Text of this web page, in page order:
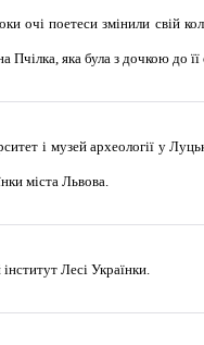
очі поетеси змінили свій
Пчілка, яка була з дочкою до
і музей археології у
міста Львова.
Лесі Українки.